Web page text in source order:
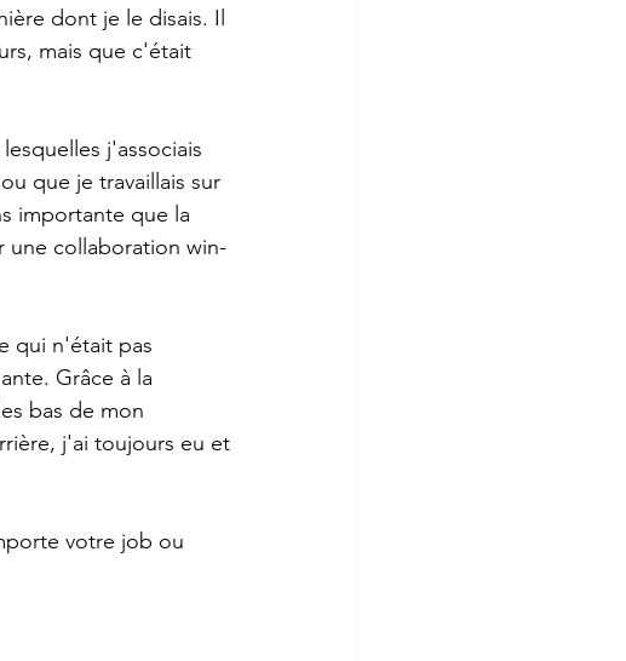
dont je le disais. Il
mais que c'était
j'associais
que je travaillais sur
importante que la
une collaboration win-
qui n'était pas
Grâce à la
bas de mon
j'ai toujours eu et
votre job ou